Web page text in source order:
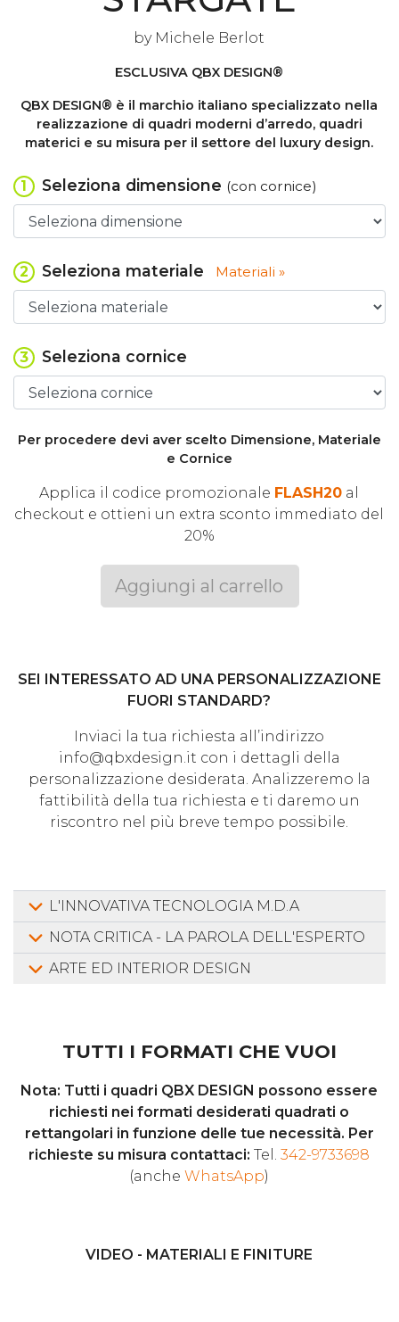
by Michele Berlot
ESCLUSIVA QBX DESIGN®
QBX DESIGN® è il marchio italiano specializzato nella
realizzazione di quadri moderni d’arredo, quadri
materici e su misura per il settore del luxury design.
1 Seleziona dimensione (con cornice)
2 Seleziona materiale Materiali »
3 Seleziona cornice
Per procedere devi aver scelto Dimensione, Materiale
e Cornice
Applica il codice promozionale FLASH20 al
checkout e ottieni un extra sconto immediato del
20%
Aggiungi al carrello
SEI INTERESSATO AD UNA PERSONALIZZAZIONE
FUORI STANDARD?
Inviaci la tua richiesta all’indirizzo
info@qbxdesign.it con i dettagli della
personalizzazione desiderata. Analizzeremo la
fattibilità della tua richiesta e ti daremo un
riscontro nel più breve tempo possibile.
L'INNOVATIVA TECNOLOGIA M.D.A
NOTA CRITICA - LA PAROLA DELL'ESPERTO
ARTE ED INTERIOR DESIGN
TUTTI I FORMATI CHE VUOI
Nota: Tutti i quadri QBX DESIGN possono essere
richiesti nei formati desiderati quadrati o
rettangolari in funzione delle tue necessità. Per
richieste su misura contattaci:Tel.342-9733698
(ancheWhatsApp)
VIDEO - MATERIALI E FINITURE